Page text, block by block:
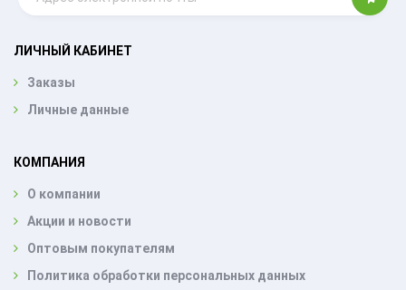
ЛИЧНЫЙ КАБИНЕТ
Заказы
Личные данные
КОМПАНИЯ
О компании
Акции и новости
Оптовым покупателям
Политика обработки персональных данных